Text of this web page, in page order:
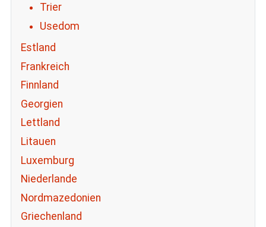
Trier
Usedom
Estland
Frankreich
Finnland
Georgien
Lettland
Litauen
Luxemburg
Niederlande
Nordmazedonien
Griechenland